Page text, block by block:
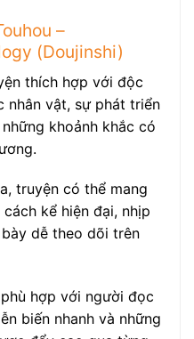
–
(Doujinshi)
thích hợp với độc
nhân vật, sự phát triển
khoảnh khắc có
truyện có thể mang
kể hiện đại, nhịp
dễ theo dõi trên
hợp với người đọc
biến nhanh và những